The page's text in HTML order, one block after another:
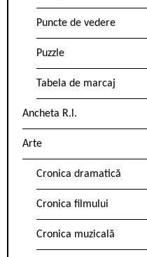
Puncte de vedere
Puzzle
Tabela de marcaj
Ancheta R.l.
Arte
Cronica dramatică
Cronica filmului
Cronica muzicală